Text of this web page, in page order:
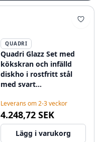
QUADRI
Quadri Glazz Set med
kökskran och infälld
diskho i rostfritt stål
med svart
64x44 cm vändbar
1208967493
Leverans om 2-3 veckor
4.248,72 SEK
Lägg i varukorg